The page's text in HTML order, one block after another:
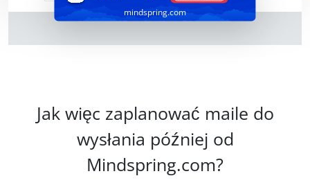
mindspring.com
Jak więc zaplanować maile do
wysłania później od
Mindspring.com?